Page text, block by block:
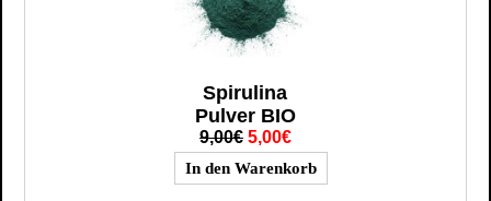
Spirulina
Pulver BIO
9,00€ 5,00€